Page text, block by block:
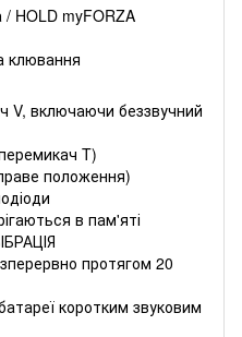
HOLD myFORZA
клювання
V, включаючи беззвучний
T)
положення)
в пам'яті
протягом 20
коротким звуковим